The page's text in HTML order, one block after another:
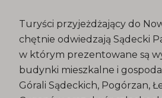
Turyści przyjeżdżający do
chętnie odwiedzają Sądecki
w którym prezentowane są
budynki mieszkalne i
Górali Sądeckich, Pogórzan,